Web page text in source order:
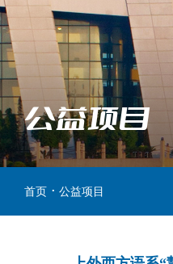
公益项目
首页 . 公益项目